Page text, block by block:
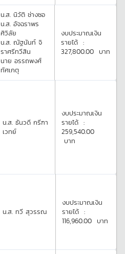
น.ส. นิวัติ ช่างซอ
น.ส. อัจฉราพร
ศิวิลัย
น.ส. ณัฐนันท์ จิ
ราศรีทวีสิน
นาย อรรถพงศ์
ทัศเกตุ
งบประมาณเงิน
รายได้ :
327,800.00 บาท
น.ส. ธันวดี กรีฑา
เวทย์
งบประมาณเงิน
รายได้ :
259,540.00
บาท
น.ส. ทวี สุวรรณ
งบประมาณเงิน
รายได้ :
116,960.00 บาท